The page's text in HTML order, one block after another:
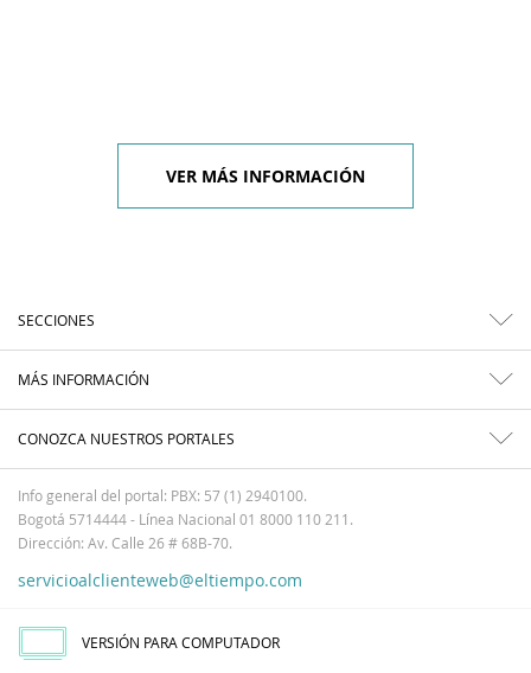
VER MÁS INFORMACIÓN
SECCIONES
MÁS INFORMACIÓN
CONOZCA NUESTROS PORTALES
Info general del portal: PBX: 57 (1) 2940100.
Bogotá 5714444 - Línea Nacional 01 8000 110 211.
Dirección: Av. Calle 26 # 68B-70.
servicioalclienteweb@eltiempo.com
VERSIÓN PARA COMPUTADOR